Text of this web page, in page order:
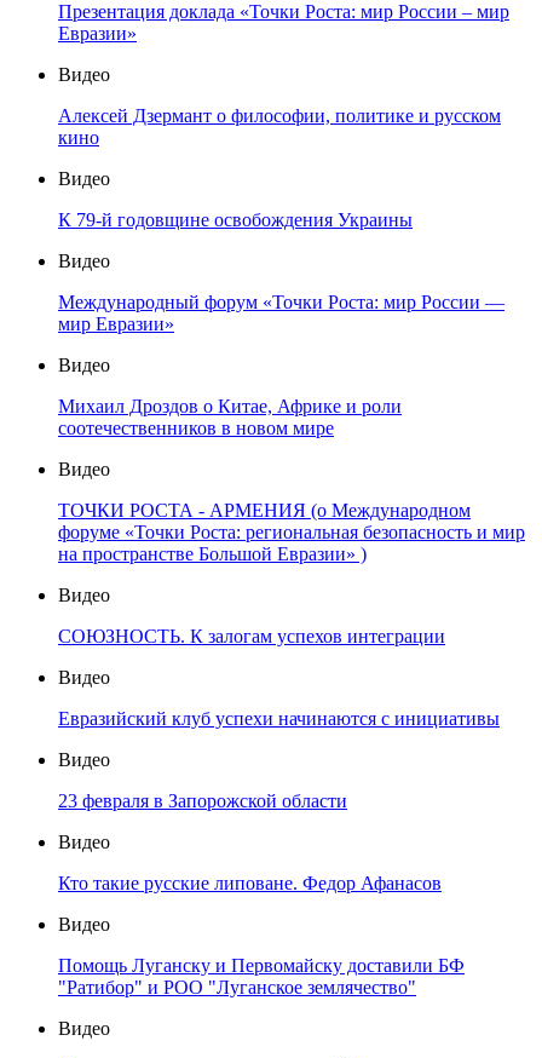
Презентация доклада «Точки Роста: мир России – мир
Евразии»
Видео
Алексей Дзермант о философии, политике и русском
кино
Видео
К 79-й годовщине освобождения Украины
Видео
Международный форум «Точки Роста: мир России —
мир Евразии»
Видео
Михаил Дроздов о Китае, Африке и роли
соотечественников в новом мире
Видео
ТОЧКИ РОСТА - АРМЕНИЯ (о Международном
форуме «Точки Роста: региональная безопасность и мир
на пространстве Большой Евразии» )
Видео
СОЮЗНОСТЬ. К залогам успехов интеграции
Видео
Евразийский клуб успехи начинаются с инициативы
Видео
23 февраля в Запорожской области
Видео
Кто такие русские липоване. Федор Афанасов
Видео
Помощь Луганску и Первомайску доставили БФ
"Ратибор" и РОО "Луганское землячество"
Видео